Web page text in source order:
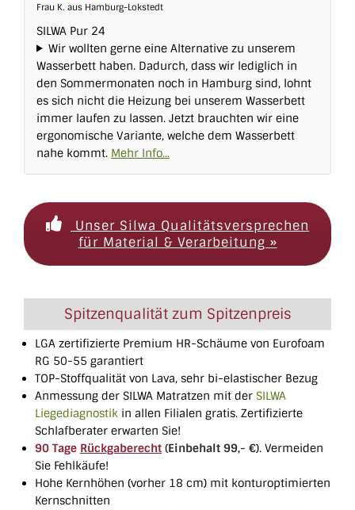
Frau K. aus Hamburg-Lokstedt
SILWA Pur 24
Wir wollten gerne eine Alternative zu unserem
Wasserbett haben. Dadurch, dass wir lediglich in
den Sommermonaten noch in Hamburg sind, lohnt
es sich nicht die Heizung bei unserem Wasserbett
immer laufen zu lassen. Jetzt brauchten wir eine
ergonomische Variante, welche dem Wasserbett
nahe kommt.
Unser Silwa Qualitätsversprechen
für Material & Verarbeitung »
Spitzenqualität zum Spitzenpreis
LGA zertifizierte Premium HR-Schäume von Eurofoam
RG 50-55 garantiert
TOP-Stoffqualität von Lava, sehr bi-elastischer Bezug
Anmessung der SILWA Matratzen mit der SILWA
Liegediagnostik in allen Filialen gratis. Zertifizierte
Schlafberater erwarten Sie!
90 Tage Rückgaberecht (Einbehalt 99,- €). Vermeiden
Sie Fehlkäufe!
Hohe Kernhöhen (vorher 18 cm) mit konturoptimierten
Kernschnitten